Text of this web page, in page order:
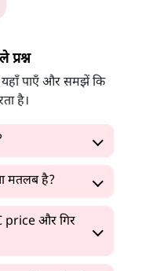
पाएँ और समझें कि
है।
मतलब है?
price और गिर